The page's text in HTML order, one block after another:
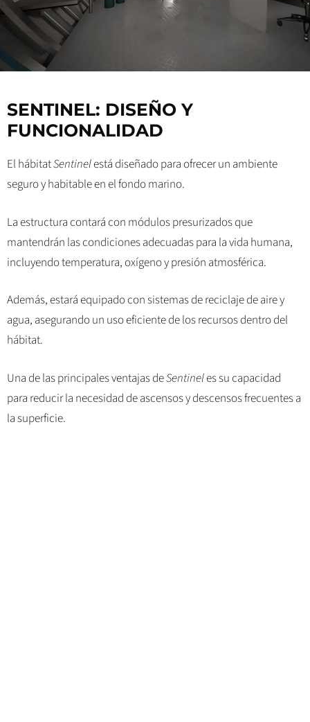
SENTINEL: DISEÑO Y
FUNCIONALIDAD
El hábitatSentinelestá diseñado para ofrecer un ambiente
seguro y habitable en el fondo marino.
La estructura contará con módulos presurizados que
mantendrán las condiciones adecuadas para la vida humana,
incluyendo temperatura, oxígeno y presión atmosférica.
Además, estará equipado con sistemas de reciclaje de aire y
agua, asegurando un uso eficiente de los recursos dentro del
hábitat.
Una de las principales ventajas deSentineles su capacidad
para reducir la necesidad de ascensos y descensos frecuentes a
la superficie.